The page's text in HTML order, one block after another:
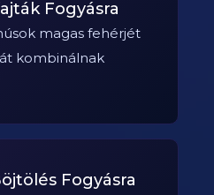
Fogyásra
magas fehérjét
kombinálnak
Fogyásra